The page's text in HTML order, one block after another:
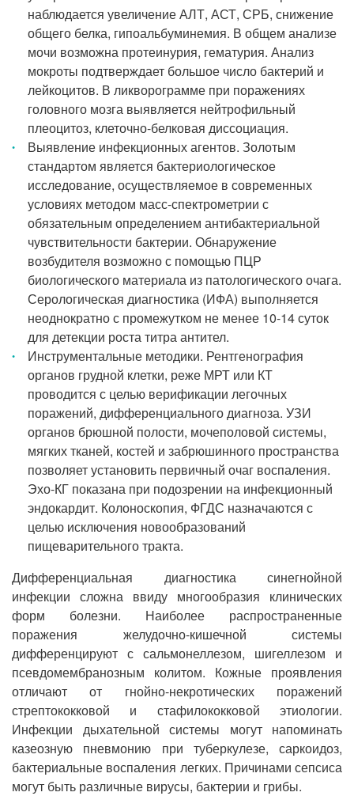
наблюдается увеличение АЛТ, АСТ, СРБ, снижение
общего белка, гипоальбуминемия. В общем анализе
мочи возможна протеинурия, гематурия. Анализ
мокроты подтверждает большое число бактерий и
лейкоцитов. В ликворограмме при поражениях
головного мозга выявляется нейтрофильный
плеоцитоз, клеточно-белковая диссоциация.
Выявление инфекционных агентов. Золотым
стандартом является бактериологическое
исследование, осуществляемое в современных
условиях методом масс-спектрометрии с
обязательным определением антибактериальной
чувствительности бактерии. Обнаружение
возбудителя возможно с помощью ПЦР
биологического материала из патологического очага.
Серологическая диагностика (ИФА) выполняется
неоднократно с промежутком не менее 10-14 суток
для детекции роста титра антител.
Инструментальные методики. Рентгенография
органов грудной клетки, реже МРТ или КТ
проводится с целью верификации легочных
поражений, дифференциального диагноза. УЗИ
органов брюшной полости, мочеполовой системы,
мягких тканей, костей и забрюшинного пространства
позволяет установить первичный очаг воспаления.
Эхо-КГ показана при подозрении на инфекционный
эндокардит. Колоноскопия, ФГДС назначаются с
целью исключения новообразований
пищеварительного тракта.
Дифференциальная диагностика синегнойной
инфекции сложна ввиду многообразия клинических
форм болезни. Наиболее распространенные
поражения желудочно-кишечной системы
дифференцируют с сальмонеллезом, шигеллезом и
псевдомембранозным колитом. Кожные проявления
отличают от гнойно-некротических поражений
стрептококковой и стафилококковой этиологии.
Инфекции дыхательной системы могут напоминать
казеозную пневмонию при туберкулезе, саркоидоз,
бактериальные воспаления легких. Причинами сепсиса
могут быть различные вирусы, бактерии и грибы.